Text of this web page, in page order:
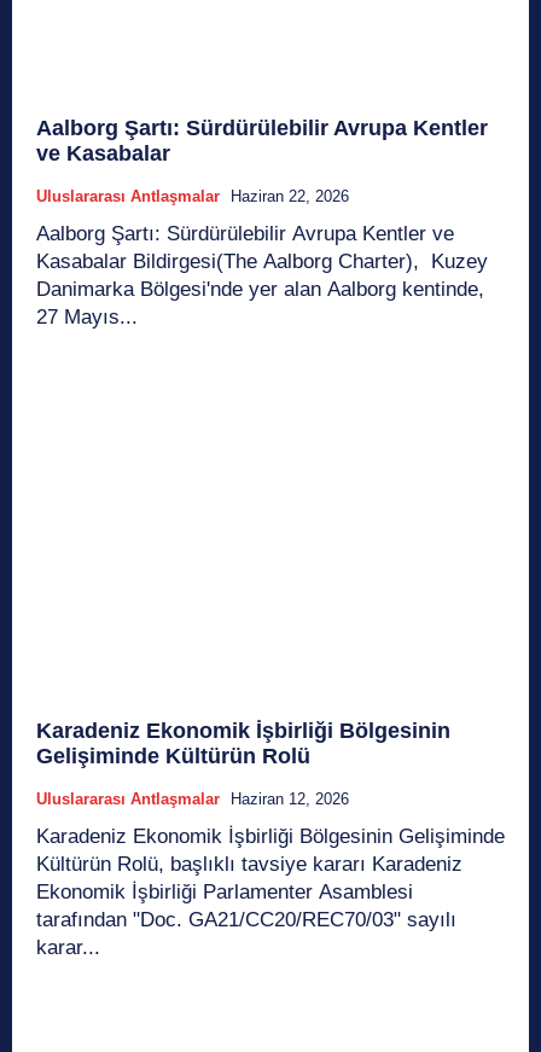
Aalborg Şartı: Sürdürülebilir Avrupa Kentler
ve Kasabalar
Uluslararası Antlaşmalar Haziran 22, 2026
Aalborg Şartı: Sürdürülebilir Avrupa Kentler ve
Kasabalar Bildirgesi(The Aalborg Charter), Kuzey
Danimarka Bölgesi'nde yer alan Aalborg kentinde,
27 Mayıs...
Karadeniz Ekonomik İşbirliği Bölgesinin
Gelişiminde Kültürün Rolü
Uluslararası Antlaşmalar Haziran 12, 2026
Karadeniz Ekonomik İşbirliği Bölgesinin Gelişiminde
Kültürün Rolü, başlıklı tavsiye kararı Karadeniz
Ekonomik İşbirliği Parlamenter Asamblesi
tarafından "Doc. GA21/CC20/REC70/03" sayılı
karar...